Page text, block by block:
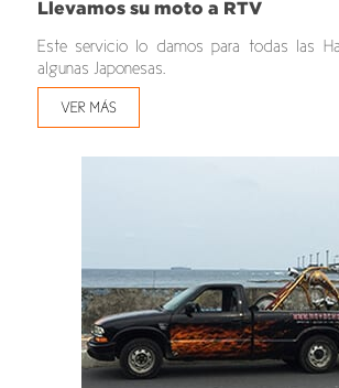
Llevamos su moto a RTV
Este servicio lo damos para todas las
algunas Japonesas.
VER MÁS